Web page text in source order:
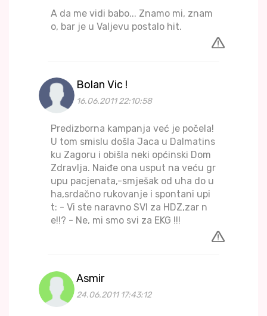
A da me vidi babo... Znamo mi, znam
o, bar je u Valjevu postalo hit.
Bolan Vic !
16.06.2011 22:10:58
Predizborna kampanja već je počela!
U tom smislu došla Jaca u Dalmatins
ku Zagoru i obišla neki općinski Dom
Zdravlja. Naiđe ona usput na veću gr
upu pacjenata,-smješak od uha do u
ha,srdačno rukovanje i spontani upi
t: - Vi ste naravno SVI za HDZ,zar n
e!!? - Ne, mi smo svi za EKG !!!
Asmir
24.06.2011 17:43:12